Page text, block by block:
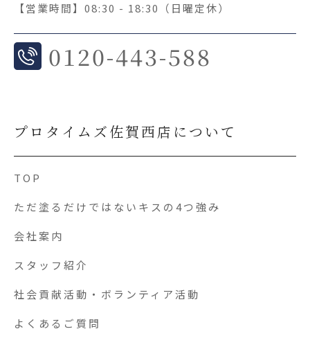
【営業時間】08:30 - 18:30（日曜定休）
0120-443-588
プロタイムズ佐賀西店について
TOP
ただ塗るだけではないキスの4つ強み
会社案内
スタッフ紹介
社会貢献活動・ボランティア活動
よくあるご質問